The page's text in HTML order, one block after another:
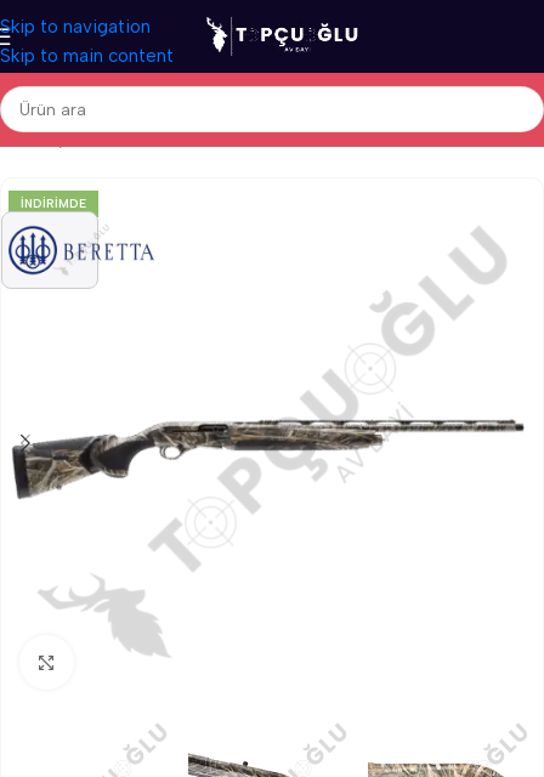
Skip to navigation
Skip to main content
Ana Sayfa/Av Tüfekleri/İthal Av Tüfekleri/Otomatik Av Tüfekleri
İNDIRIMDE
Click to enlarge